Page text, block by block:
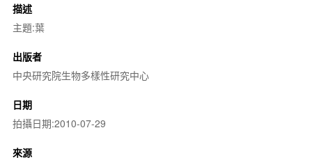
描述
主題:葉
出版者
中央研究院生物多樣性研究中心
日期
拍攝日期:2010-07-29
來源